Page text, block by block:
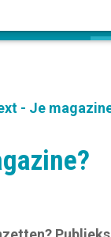
- Je